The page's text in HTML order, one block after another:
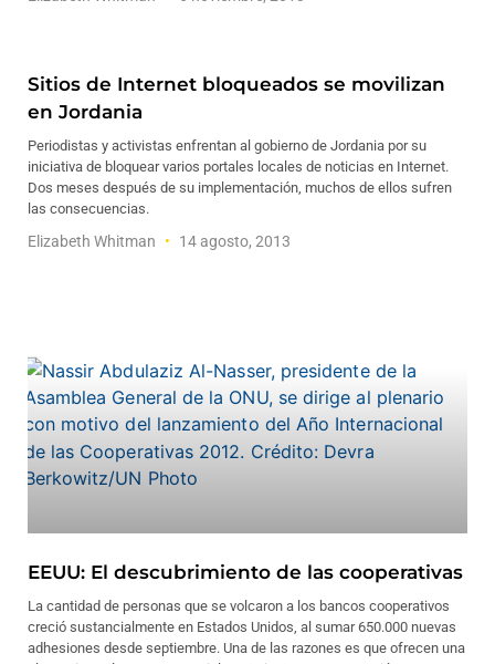
Sitios de Internet bloqueados se movilizan
en Jordania
Periodistas y activistas enfrentan al gobierno de Jordania por su
iniciativa de bloquear varios portales locales de noticias en Internet.
Dos meses después de su implementación, muchos de ellos sufren
las consecuencias.
Elizabeth Whitman 14 agosto, 2013
EEUU: El descubrimiento de las cooperativas
La cantidad de personas que se volcaron a los bancos cooperativos
creció sustancialmente en Estados Unidos, al sumar 650.000 nuevas
adhesiones desde septiembre. Una de las razones es que ofrecen una